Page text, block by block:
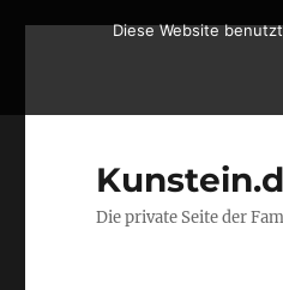
Die private Seite der
Diese Website